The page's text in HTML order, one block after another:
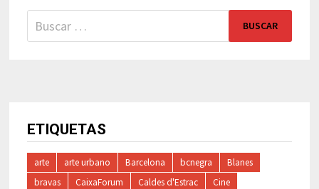
Buscar:
ETIQUETAS
arte arte urbano Barcelona bcnegra
Blanes
bravas
CaixaForum Caldes d'Estrac Cine